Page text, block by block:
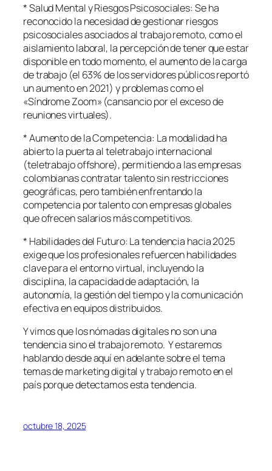
* Salud Mental y Riesgos Psicosociales: Se ha
reconocido la necesidad de gestionar riesgos
psicosociales asociados al trabajo remoto, como el
aislamiento laboral, la percepción de tener que estar
disponible en todo momento, el aumento de la carga
de trabajo (el 63% de los servidores públicos reportó
un aumento en 2021) y problemas como el
«Síndrome Zoom» (cansancio por el exceso de
reuniones virtuales).
* Aumento de la Competencia: La modalidad ha
abierto la puerta al teletrabajo internacional
(teletrabajo offshore), permitiendo a las empresas
colombianas contratar talento sin restricciones
geográficas, pero también enfrentando la
competencia por talento con empresas globales
que ofrecen salarios más competitivos.
* Habilidades del Futuro: La tendencia hacia 2025
exige que los profesionales refuercen habilidades
clave para el entorno virtual, incluyendo la
disciplina, la capacidad de adaptación, la
autonomía, la gestión del tiempo y la comunicación
efectiva en equipos distribuidos.
Y vimos que los nómadas digitales no son una
tendencia sino el trabajo remoto. Y estaremos
hablando desde aquí en adelante sobre el tema
temas de marketing digital y trabajo remoto en el
país porque detectamos esta tendencia.
octubre 18, 2025